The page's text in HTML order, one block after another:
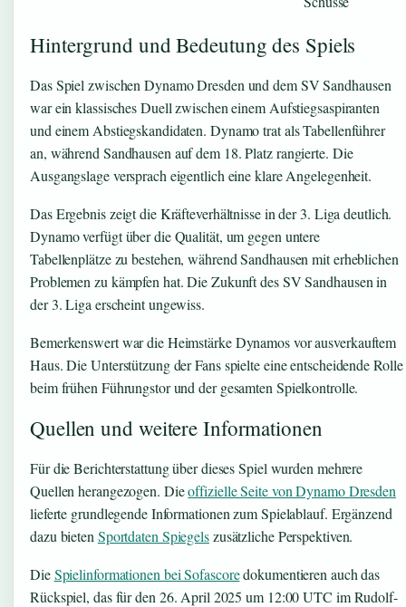
Hintergrund und Bedeutung des Spiels
Das Spiel zwischen Dynamo Dresden und dem SV Sandhausen
war ein klassisches Duell zwischen einem Aufstiegsaspiranten
und einem Abstiegskandidaten. Dynamo trat als Tabellenführer
an, während Sandhausen auf dem 18. Platz rangierte. Die
Ausgangslage versprach eigentlich eine klare Angelegenheit.
Das Ergebnis zeigt die Kräfteverhältnisse in der 3. Liga deutlich.
Dynamo verfügt über die Qualität, um gegen untere
Tabellenplätze zu bestehen, während Sandhausen mit erheblichen
Problemen zu kämpfen hat. Die Zukunft des SV Sandhausen in
der 3. Liga erscheint ungewiss.
Bemerkenswert war die Heimstärke Dynamos vor ausverkauftem
Haus. Die Unterstützung der Fans spielte eine entscheidende Rolle
beim frühen Führungstor und der gesamten Spielkontrolle.
Quellen und weitere Informationen
Für die Berichterstattung über dieses Spiel wurden mehrere
Quellen herangezogen. Dieoffizielle Seite von Dynamo Dresden
lieferte grundlegende Informationen zum Spielablauf. Ergänzend
dazu bieten Sportdaten Spiegelszusätzliche Perspektiven.
DieSpielinformationen bei Sofascoredokumentieren auch das
Rückspiel, das für den 26. April 2025 um 12:00 UTC im Rudolf-